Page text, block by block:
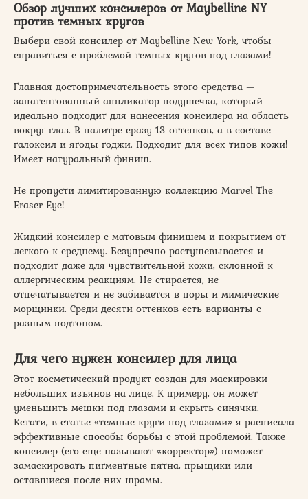
Обзор лучших консилеров от Maybelline NY
против темных кругов
Выбери свой консилер от Maybelline New York, чтобы
справиться с проблемой темных кругов под глазами!
Главная достопримечательность этого средства —
запатентованный аппликатор-подушечка, который
идеально подходит для нанесения консилера на область
вокруг глаз. В палитре сразу 13 оттенков, а в составе —
галоксил и ягоды годжи. Подходит для всех типов кожи!
Имеет натуральный финиш.
Не пропусти лимитированную коллекцию Marvel The
Eraser Eye!
Жидкий консилер с матовым финишем и покрытием от
легкого к среднему. Безупречно растушевывается и
подходит даже для чувствительной кожи, склонной к
аллергическим реакциям. Не стирается, не
отпечатывается и не забивается в поры и мимические
морщинки. Среди десяти оттенков есть варианты с
разным подтоном.
Для чего нужен консилер для лица
Этот косметический продукт создан для маскировки
небольших изъянов на лице. К примеру, он может
уменьшить мешки под глазами и скрыть синячки.
Кстати, в статье «темные круги под глазами» я расписала
эффективные способы борьбы с этой проблемой. Также
консилер (его еще называют «корректор») поможет
замаскировать пигментные пятна, прыщики или
оставшиеся после них шрамы.